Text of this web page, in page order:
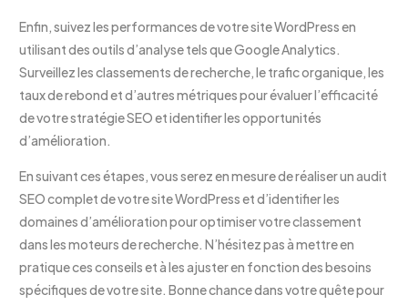
Enfin, suivez les performances de votre site WordPress en
utilisant des outils d’analyse tels que Google Analytics.
Surveillez les classements de recherche, le trafic organique, les
taux de rebond et d’autres métriques pour évaluer l’efficacité
de votre stratégie SEO et identifier les opportunités
d’amélioration.
En suivant ces étapes, vous serez en mesure de réaliser un audit
SEO complet de votre site WordPress et d’identifier les
domaines d’amélioration pour optimiser votre classement
dans les moteurs de recherche. N’hésitez pas à mettre en
pratique ces conseils et à les ajuster en fonction des besoins
spécifiques de votre site. Bonne chance dans votre quête pour